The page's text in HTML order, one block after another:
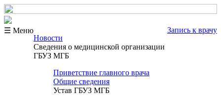
☰ Меню
Запись к врачу
Новости
Сведения о медицинской организации
ГБУЗ МГБ
Приветствие главного врача
Общие сведения
Устав ГБУЗ МГБ